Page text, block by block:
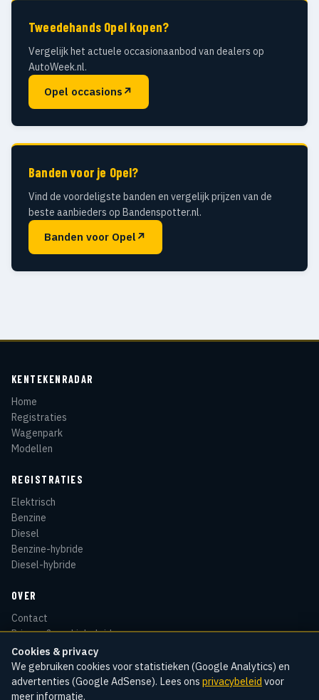
Cookies & privacy
We gebruiken cookies voor statistieken (Google Analytics) en
advertenties (Google AdSense). Lees ons privacybeleid voor
meer informatie.
Tweedehands Opel kopen?
Vergelijk het actuele occasionaanbod van dealers op
AutoWeek.nl.
Opel occasions ↗
Banden voor je Opel?
Vind de voordeligste banden en vergelijk prijzen van de
beste aanbieders op Bandenspotter.nl.
Banden voor Opel ↗
KENTEKENRADAR
Home
Registraties
Wagenpark
Modellen
REGISTRATIES
Elektrisch
Benzine
Diesel
Benzine-hybride
Diesel-hybride
OVER
Contact
Privacy & cookiebeleid
Disclaimer
Sitemap